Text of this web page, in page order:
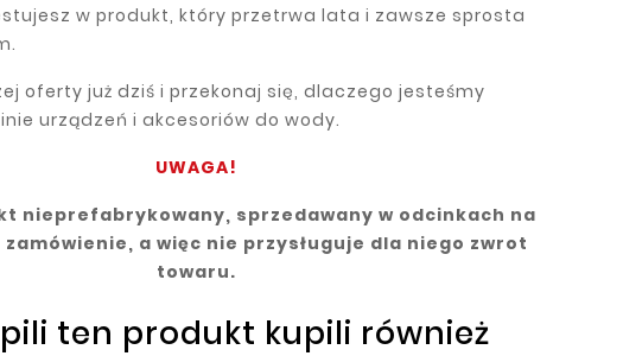
w produkt, który przetrwa lata i zawsze sprosta
oferty już dziś i przekonaj się, dlaczego jesteśmy
urządzeń i akcesoriów do wody.
UWAGA!
nieprefabrykowany, sprzedawany w odcinkach na
a więc nie przysługuje dla niego zwrot
towaru.
ten produkt kupili również